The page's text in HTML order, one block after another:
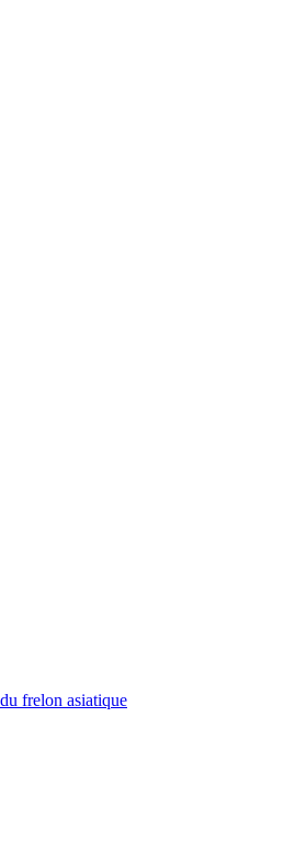
frelon asiatique